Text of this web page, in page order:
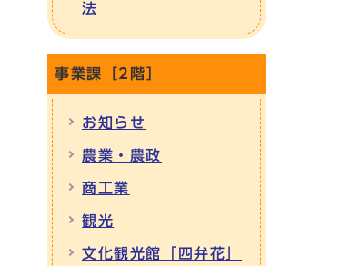
法
事業課［2階］
お知らせ
農業・農政
商工業
観光
文化観光館「四弁花」